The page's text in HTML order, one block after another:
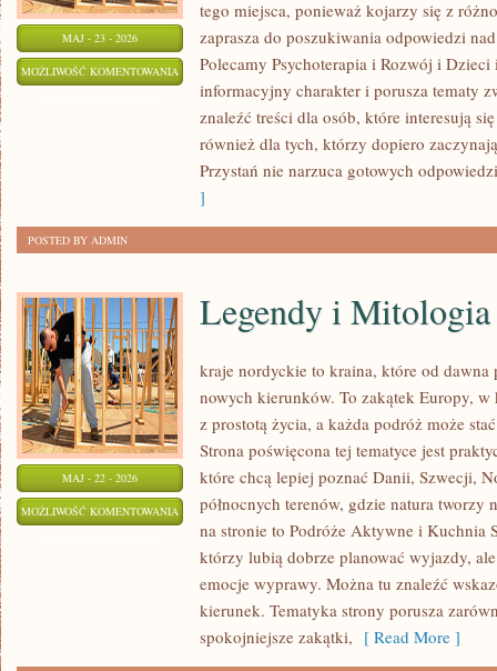
MAJ - 23 - 2026
MOŻLIWOŚĆ KOMENTOWANIA ZDROWIE
PSYCHICZNE
tego miejsca, ponieważ kojarzy się z
zaprasza do poszukiwania odpowiedzi
Polecamy Psychoterapia i Rozwój i Dzieci
informacyjny charakter i porusza tematy
znaleźć treści dla osób, które interesują
również dla tych, którzy dopiero
Przystań nie narzuca gotowych
]
POSTED BY ADMIN
MAJ - 22 - 2026
MOŻLIWOŚĆ KOMENTOWANIA LEGENDY
MITOLOGIA
Legendy i Mitologia
kraje nordyckie to kraina, które od dawna
nowych kierunków. To zakątek Europy,
z prostotą życia, a każda podróż może
Strona poświęcona tej tematyce jest
które chcą lepiej poznać Danii, Szwecji,
północnych terenów, gdzie natura tworzy
na stronie to Podróże Aktywne i Kuchnia
którzy lubią dobrze planować wyjazdy,
emocje wyprawy. Można tu znaleźć
kierunek. Tematyka strony porusza
spokojniejsze zakątki, [ Read More ]